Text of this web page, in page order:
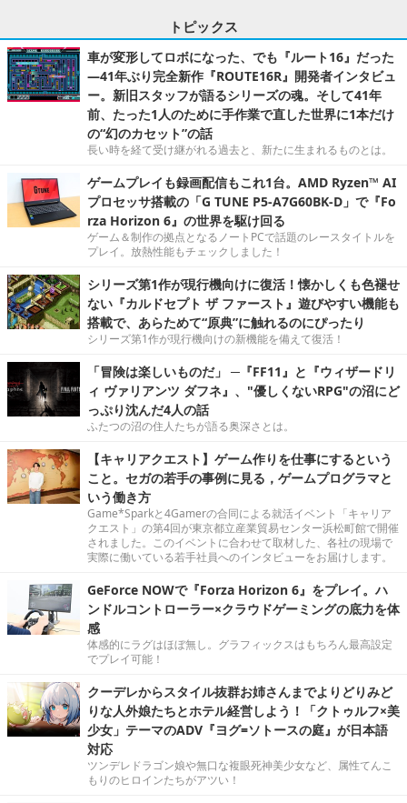
トピックス
車が変形してロボになった、でも『ルート16』だった
―41年ぶり完全新作『ROUTE16R』開発者インタビュ
ー。新旧スタッフが語るシリーズの魂。そして41年
前、たった1人のために手作業で直した世界に1本だけ
の“幻のカセット”の話
長い時を経て受け継がれる過去と、新たに生まれるものとは。
ゲームプレイも録画配信もこれ1台。AMD Ryzen™ AI
プロセッサ搭載の「G TUNE P5-A7G60BK-D」で『Fo
rza Horizon 6』の世界を駆け回る
ゲーム＆制作の拠点となるノートPCで話題のレースタイトルを
プレイ。放熱性能もチェックしました！
シリーズ第1作が現行機向けに復活！懐かしくも色褪せ
ない『カルドセプト ザ ファースト』遊びやすい機能も
搭載で、あらためて“原典”に触れるのにぴったり
シリーズ第1作が現行機向けの新機能を備えて復活！
「冒険は楽しいものだ」 ─『FF11』と『ウィザードリ
ィ ヴァリアンツ ダフネ』、"優しくないRPG"の沼にど
っぷり沈んだ4人の話
ふたつの沼の住人たちが語る奥深さとは。
【キャリアクエスト】ゲーム作りを仕事にするという
こと。セガの若手の事例に見る，ゲームプログラマと
いう働き方
Game*Sparkと4Gamerの合同による就活イベント「キャリア
クエスト」の第4回が東京都立産業貿易センター浜松町館で開催
されました。このイベントに合わせて取材した、各社の現場で
実際に働いている若手社員へのインタビューをお届けします。
GeForce NOWで『Forza Horizon 6』をプレイ。ハ
ンドルコントローラー×クラウドゲーミングの底力を体
感
体感的にラグはほぼ無し。グラフィックスはもちろん最高設定
でプレイ可能！
クーデレからスタイル抜群お姉さんまでよりどりみど
りな人外娘たちとホテル経営しよう！「クトゥルフ×美
少女」テーマのADV『ヨグ=ソトースの庭』が日本語
対応
ツンデレドラゴン娘や無口な複眼死神美少女など、属性てんこ
もりのヒロインたちがアツい！